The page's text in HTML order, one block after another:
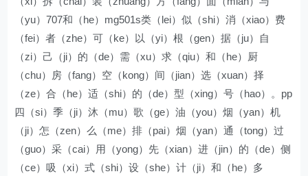
（yu）707和（he）mg501s类（lei）似（shi）消（xiao）费
（fei）者（zhe）可（ke）以（yi）根（gen）据（ju）自
（zi）己（ji）的（de）需（xu）求（qiu）和（he）厨
（chu）房（fang）空（kong）间（jian）选（xuan）择
（ze）合（he）适（shi）的（de）型（xing）号（hao）。pp
四（si）季（ji）沐（mu）歌（ge）油（you）烟（yan）机
（ji）怎（zen）么（me）排（pai）烟（yan）通（tong）过
（guo）采（cai）用（yong）先（xian）进（jin）的（de）侧
（ce）吸（xi）式（shi）设（she）计（ji）和（he）多